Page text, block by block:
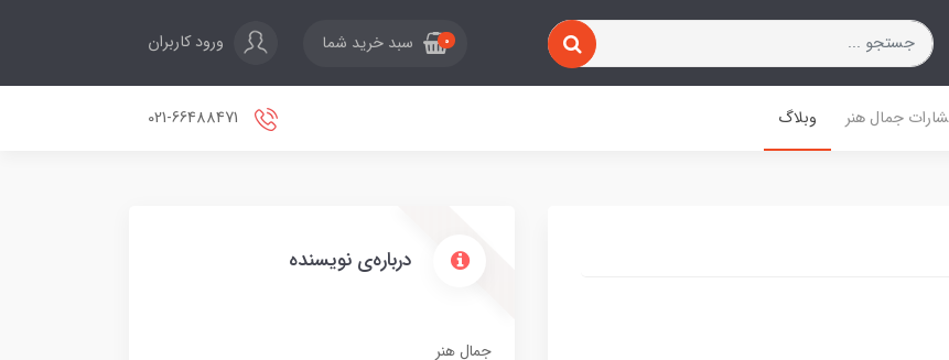
0 سبد خرید شما ورود کاربران
جمال هنر وبلاگ
درباره‌ی نویسنده
جمال هنر